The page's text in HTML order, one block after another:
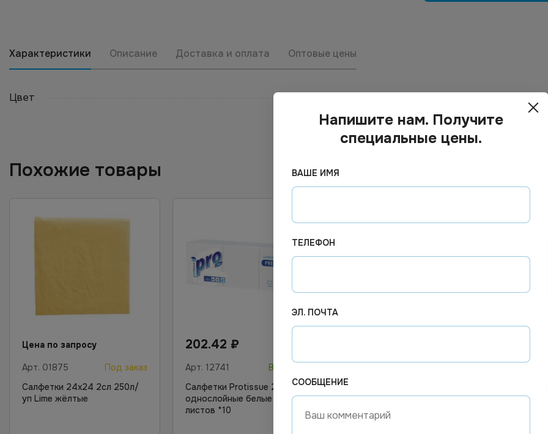
Характеристики Описание Доставка и оплата Оптовые цены
Цвет
Похожие товары
Цена по запросу
Арт. 01875
Под заказ
Салфетки 24х24 2сл 250л/
уп Lime жёлтые
202.42 ₽
Арт. 12741
В наличии
Салфетки Protissue 24x24
однослойные белые 500
листов *10
400л/уп
Цена
Напишите нам. Получите
специальные цены.
ВАШЕ ИМЯ
ТЕЛЕФОН
ЭЛ. ПОЧТА
СООБЩЕНИЕ